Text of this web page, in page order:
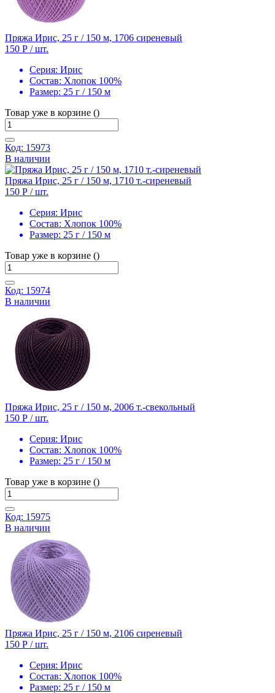
Пряжа Ирис, 25 г / 150 м, 1706 сиреневый
150 Р / шт.
Серия: Ирис
Состав: Хлопок 100%
Размер: 25 г / 150 м
Товар уже в корзине ()
Код: 15973
В наличии
Пряжа Ирис, 25 г / 150 м, 1710 т.-сиреневый
150 Р / шт.
Серия: Ирис
Состав: Хлопок 100%
Размер: 25 г / 150 м
Товар уже в корзине ()
Код: 15974
В наличии
Пряжа Ирис, 25 г / 150 м, 2006 т.-свекольный
150 Р / шт.
Серия: Ирис
Состав: Хлопок 100%
Размер: 25 г / 150 м
Товар уже в корзине ()
Код: 15975
В наличии
Пряжа Ирис, 25 г / 150 м, 2106 сиреневый
150 Р / шт.
Серия: Ирис
Состав: Хлопок 100%
Размер: 25 г / 150 м